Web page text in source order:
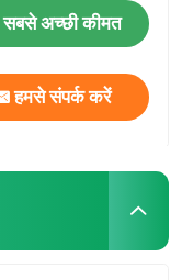
सबसे अच्छी कीमत
हमसे संपर्क करें